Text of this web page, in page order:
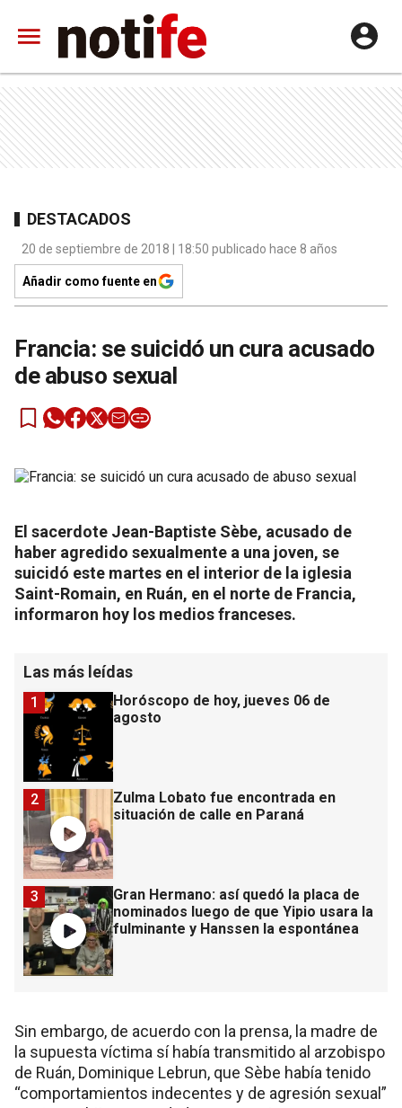
DESTACADOS
20 de septiembre de 2018 | 18:50 publicado hace 8 años
Añadir como fuente en
Francia: se suicidó un cura acusado
de abuso sexual
El sacerdote Jean-Baptiste Sèbe, acusado de
haber agredido sexualmente a una joven, se
suicidó este martes en el interior de la iglesia
Saint-Romain, en Ruán, en el norte de Francia,
informaron hoy los medios franceses.
Las más leídas
Horóscopo de hoy, jueves 06 de
agosto
1
Zulma Lobato fue encontrada en
situación de calle en Paraná
2
Gran Hermano: así quedó la placa de
nominados luego de que Yipio usara la
fulminante y Hanssen la espontánea
3
Sin embargo, de acuerdo con la prensa, la madre de
la supuesta víctima sí había transmitido al arzobispo
de Ruán, Dominique Lebrun, que Sèbe había tenido
“comportamientos indecentes y de agresión sexual”